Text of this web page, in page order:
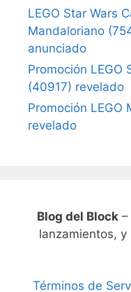
LEGO Star Wars
Mandaloriano
anunciado
Promoción LEGO
(40917) revelado
Promoción LEGO
revelado
Blog del Block–
lanzamientos, y
Términos de